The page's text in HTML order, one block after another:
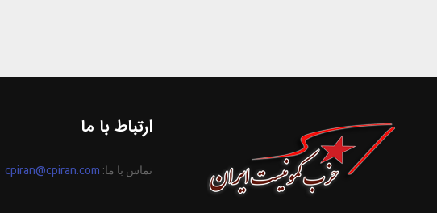
ارتباط با ما
تماس با ما: cpiran@cpiran.com